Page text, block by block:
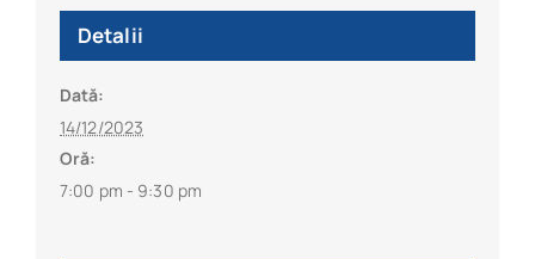
Detalii
Dată:
14/12/2023
Oră:
7:00 pm - 9:30 pm